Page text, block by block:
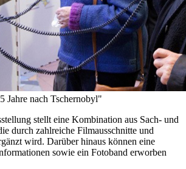
Jahre nach Tschernobyl"
stellt eine Kombination aus Sach- und
durch zahlreiche Filmausschnitte und
wird. Darüber hinaus können eine
sowie ein Fotoband erworben